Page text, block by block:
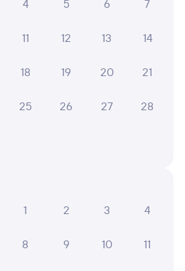
4 5 6 7
11 12 13 14
18 19 20 21
25 26 27 28
1
2 3 4
8 9 10 11